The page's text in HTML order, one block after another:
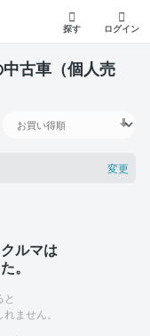
探す ログイン
古車（個人売
変更
ルマは
。
ません。